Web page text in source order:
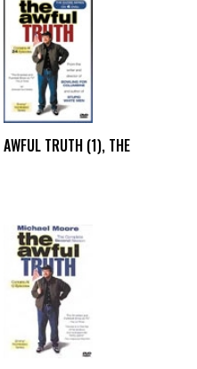
AWFUL TRUTH (1), THE